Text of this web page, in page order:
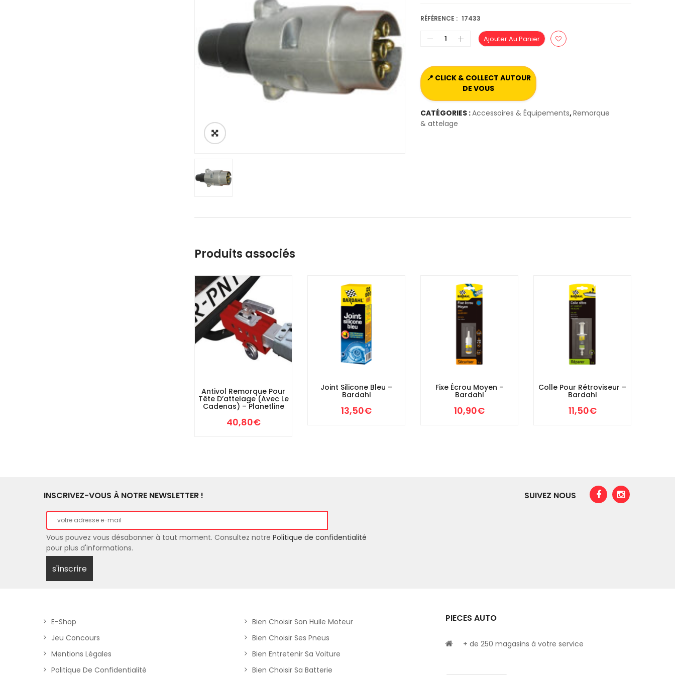
RÉFÉRENCE : 17433
Ajouter Au Panier
📍 CLICK & COLLECT AUTOUR
DE VOUS
CATÉGORIES :Accessoires & Équipements,Remorque
& attelage
Produits associés
Antivol Remorque Pour
Tête D’attelage (avec Le
Cadenas) – Planetline
40,80€
Joint Silicone Bleu –
Bardahl
13,50€
Fixe Écrou Moyen –
Bardahl
10,90€
Colle Pour Rétroviseur –
Bardahl
11,50€
INSCRIVEZ-VOUS À NOTRE NEWSLETTER !
Vous pouvez vous désabonner à tout moment. Consultez notre Politique de confidentialité
pour plus d'informations.
SUIVEZ NOUS
E-Shop
Jeu Concours
Mentions Légales
Politique De Confidentialité
Bien Choisir Son Huile Moteur
Bien Choisir Ses Pneus
Bien Entretenir Sa Voiture
Bien Choisir Sa Batterie
PIECES AUTO
+ de 250 magasins à votre service